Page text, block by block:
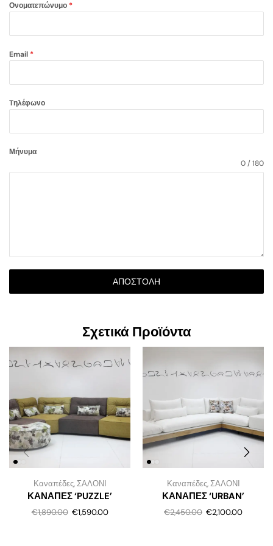
Ονοματεπώνυμο *
Email *
Tηλέφωνο
Μήνυμα
0 / 180
ΑΠΟΣΤΟΛΉ
Σχετικά Προϊόντα
Καναπέδες,ΣΑΛΟΝΙ
ΚΑΝΑΠΕΣ ‘PUZZLE’
€1,890.00 €1,590.00
Καναπέδες,ΣΑΛΟΝΙ
ΚΑΝΑΠΕΣ ‘URBAN’
€2,450.00 €2,100.00